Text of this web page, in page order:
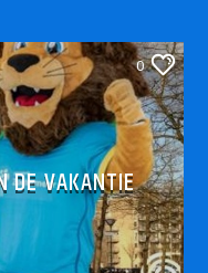
0
DE VAKANTIE